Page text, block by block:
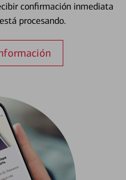
confirmación inmediata
procesando.